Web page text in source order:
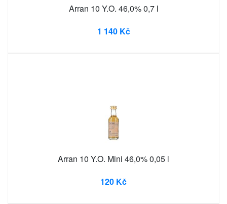
Arran 10 Y.O. 46,0% 0,7 l
1 140 Kč
Arran 10 Y.O. Mini 46,0% 0,05 l
120 Kč